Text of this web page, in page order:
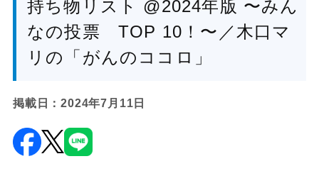
持ち物リスト @2024年版 〜みん
なの投票 TOP 10！〜／木口マ
リの「がんのココロ」
掲載日：2024年7月11日